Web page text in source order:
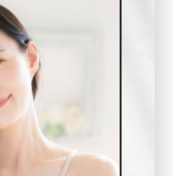
2026/07/27
2026/07/24